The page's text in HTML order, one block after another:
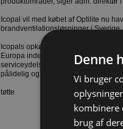
Icopal vil med købet af Optilite nu
brandventilationsløsninger i
Icopals opkøbsstrategi er, foruden
Europa inden for produkter til flade
serviceydelser, som tilbydes kunder
pålidelig og innovativ partner.
tøtte
Denne
Vi bruger
kombinere
brug af